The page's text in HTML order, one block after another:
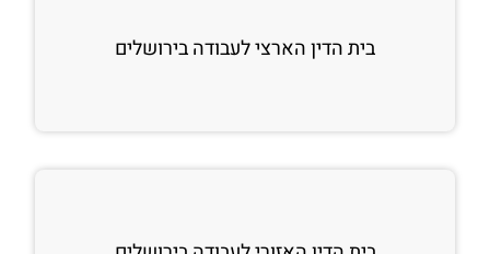
בית הדין הארצי לעבודה בירושלים